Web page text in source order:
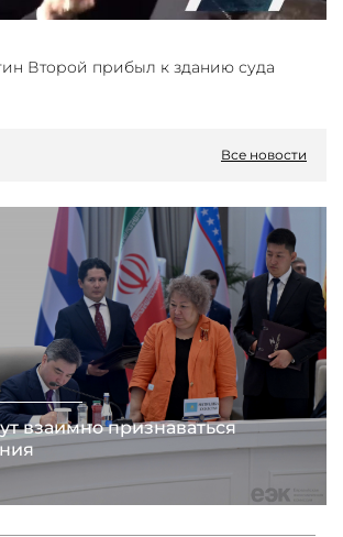
Второй прибыл к зданию суда
Все новости
взаимно признаваться